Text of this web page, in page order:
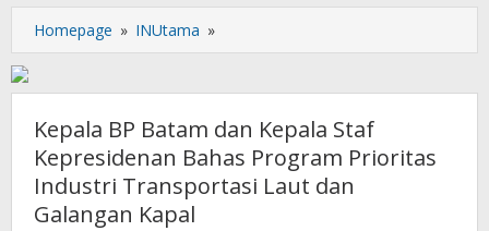
Homepage » INUtama »
BP
dan
Kepala
Staf
Kepresidenan
Bahas
Kepala BP Batam dan Kepala Staf
Kepresidenan Bahas Program Prioritas
Industri Transportasi Laut dan
Galangan Kapal